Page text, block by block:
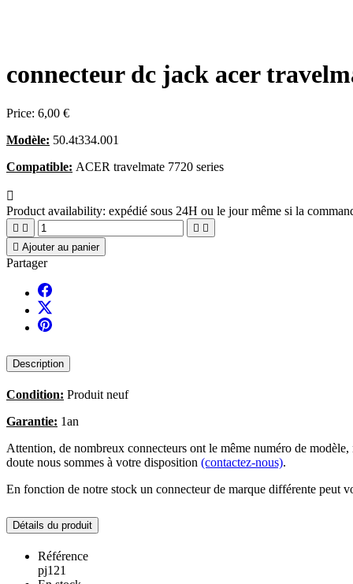
connecteur dc jack acer
Price: 6,00 €
Modèle: 50.4t334.001
Compatible: ACER travelmate 7720 series

Product availability: expédié sous 24H ou le jour même si la
   
 Ajouter au panier
Partager
Description
Condition: Produit neuf
Garantie: 1an
Attention, de nombreux connecteurs ont le même numéro de
doute nous sommes à votre disposition (contactez-nous).
En fonction de notre stock un connecteur de marque différente peut
Détails du produit
Référence
pj121